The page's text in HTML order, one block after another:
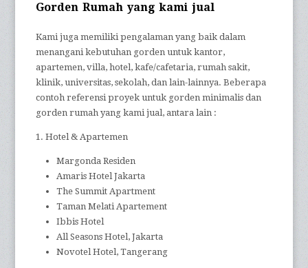
Gorden Rumah yang kami jual
Kami juga memiliki pengalaman yang baik dalam
menangani kebutuhan gorden untuk kantor,
apartemen, villa, hotel, kafe/cafetaria, rumah sakit,
klinik, universitas, sekolah, dan lain-lainnya. Beberapa
contoh referensi proyek untuk gorden minimalis dan
gorden rumah yang kami jual, antara lain :
1. Hotel & Apartemen
Margonda Residen
Amaris Hotel Jakarta
The Summit Apartment
Taman Melati Apartement
Ibbis Hotel
All Seasons Hotel, Jakarta
Novotel Hotel, Tangerang